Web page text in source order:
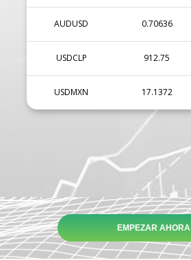
AUDUSD 0.70636
USDCLP 912.75
USDMXN 17.1372
EMPEZAR AHORA